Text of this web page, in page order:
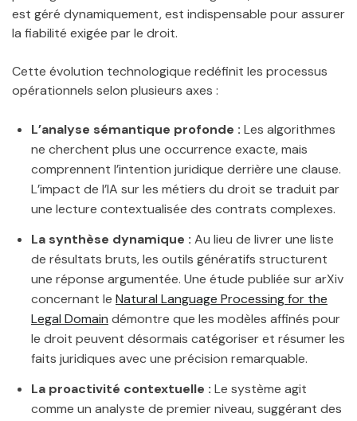
est géré dynamiquement, est indispensable pour assurer
la fiabilité exigée par le droit.
Cette évolution technologique redéfinit les processus
opérationnels selon plusieurs axes :
L’analyse sémantique profonde : Les algorithmes
ne cherchent plus une occurrence exacte, mais
comprennent l’intention juridique derrière une clause.
L’impact de l’IA sur les métiers du droit se traduit par
une lecture contextualisée des contrats complexes.
La synthèse dynamique : Au lieu de livrer une liste
de résultats bruts, les outils génératifs structurent
une réponse argumentée. Une étude publiée sur arXiv
concernant le Natural Language Processing for the
Legal Domain démontre que les modèles affinés pour
le droit peuvent désormais catégoriser et résumer les
faits juridiques avec une précision remarquable.
La proactivité contextuelle : Le système agit
comme un analyste de premier niveau, suggérant des